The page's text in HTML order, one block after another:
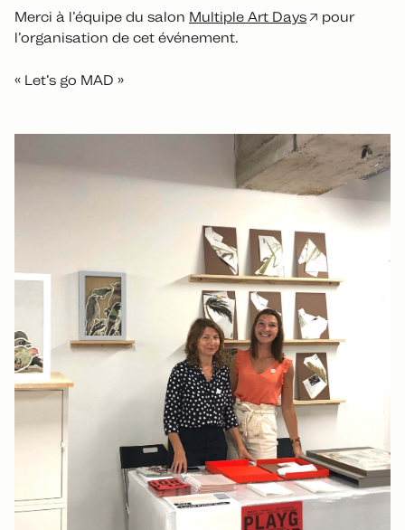
Merci à l’équipe du salon Multiple Art Days
pour
l’organisation de cet événement.
« Let’s go MAD »